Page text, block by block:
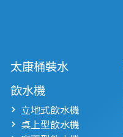
太康桶裝水
飲水機
立地式飲水機
桌上型飲水機